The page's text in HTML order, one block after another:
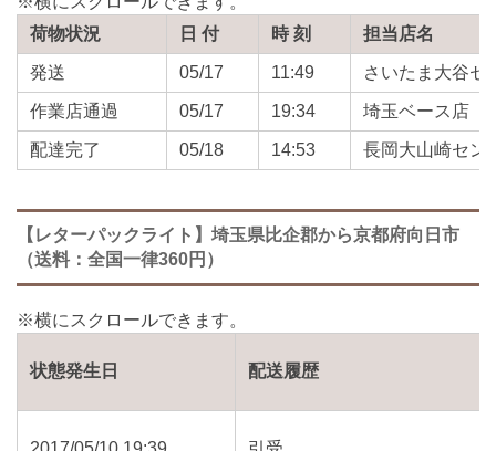
荷物状況 日 付 時 刻 担当店名
発送 05/17 11:49 さいたま大谷セ
作業店通過 05/17 19:34 埼玉ベース店
配達完了 05/18 14:53 長岡大山崎セン
【レターパックライト】埼玉県比企郡から京都府向日市
（送料：全国一律360円）
状態発生日 配送履歴